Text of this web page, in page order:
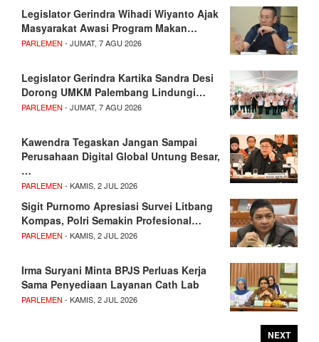
Legislator Gerindra Wihadi Wiyanto Ajak
Masyarakat Awasi Program Makan…
PARLEMEN - JUMAT, 7 AGU 2026
Legislator Gerindra Kartika Sandra Desi
Dorong UMKM Palembang Lindungi…
PARLEMEN - JUMAT, 7 AGU 2026
Kawendra Tegaskan Jangan Sampai
Perusahaan Digital Global Untung Besar,
…
PARLEMEN - KAMIS, 2 JUL 2026
Sigit Purnomo Apresiasi Survei Litbang
Kompas, Polri Semakin Profesional…
PARLEMEN - KAMIS, 2 JUL 2026
Irma Suryani Minta BPJS Perluas Kerja
Sama Penyediaan Layanan Cath Lab
PARLEMEN - KAMIS, 2 JUL 2026
NEXT